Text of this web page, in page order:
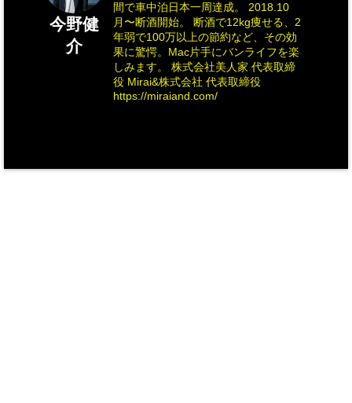
今野健
介
間で車中泊日本一周達成。 2018.10
月〜断酒開始。 断酒で12kg痩せる、2
年弱で100万以上の節約など、その効
果に驚愕。Mac片手にバンライフを楽
しみます。 株式会社美人家 代表取締
役 Mirai&株式会社 代表取締役
https://miraiand.com/